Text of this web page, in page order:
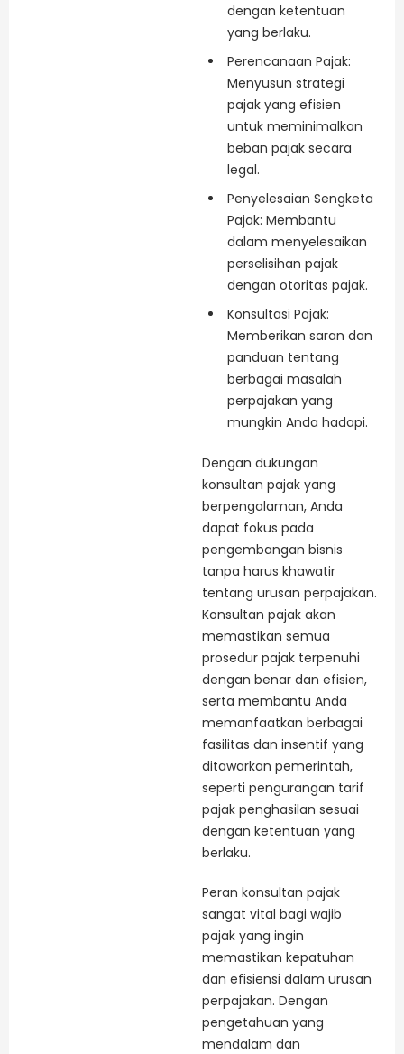
dengan ketentuan
yang berlaku.
Perencanaan Pajak:
Menyusun strategi
pajak yang efisien
untuk meminimalkan
beban pajak secara
legal.
Penyelesaian Sengketa
Pajak: Membantu
dalam menyelesaikan
perselisihan pajak
dengan otoritas pajak.
Konsultasi Pajak:
Memberikan saran dan
panduan tentang
berbagai masalah
perpajakan yang
mungkin Anda hadapi.
Dengan dukungan
konsultan pajak yang
berpengalaman, Anda
dapat fokus pada
pengembangan bisnis
tanpa harus khawatir
tentang urusan perpajakan.
Konsultan pajak akan
memastikan semua
prosedur pajak terpenuhi
dengan benar dan efisien,
serta membantu Anda
memanfaatkan berbagai
fasilitas dan insentif yang
ditawarkan pemerintah,
seperti pengurangan tarif
pajak penghasilan sesuai
dengan ketentuan yang
berlaku.
Peran konsultan pajak
sangat vital bagi wajib
pajak yang ingin
memastikan kepatuhan
dan efisiensi dalam urusan
perpajakan. Dengan
pengetahuan yang
mendalam dan